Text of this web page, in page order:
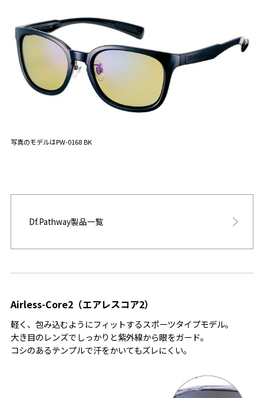
写真のモデルはPW-0168 BK
Df.Pathway製品一覧
Airless-Core2（エアレスコア2）
軽く、包み込むようにフィットするスポーツタイプモデル。
大き目のレンズでしっかりと紫外線から眼をガード。
コシのあるテンプルで汗をかいてもズレにくい。